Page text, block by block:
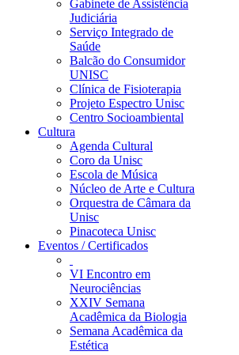
Gabinete de Assistência
Judiciária
Serviço Integrado de
Saúde
Balcão do Consumidor
UNISC
Clínica de Fisioterapia
Projeto Espectro Unisc
Centro Socioambiental
Cultura
Agenda Cultural
Coro da Unisc
Escola de Música
Núcleo de Arte e Cultura
Orquestra de Câmara da
Unisc
Pinacoteca Unisc
Eventos / Certificados
VI Encontro em
Neurociências
XXIV Semana
Acadêmica da Biologia
Semana Acadêmica da
Estética